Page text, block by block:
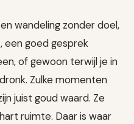
wandeling zonder doel,
een goed gesprek
of gewoon terwijl je in
Zulke momenten
juist goud waard. Ze
ruimte. Daar is waar